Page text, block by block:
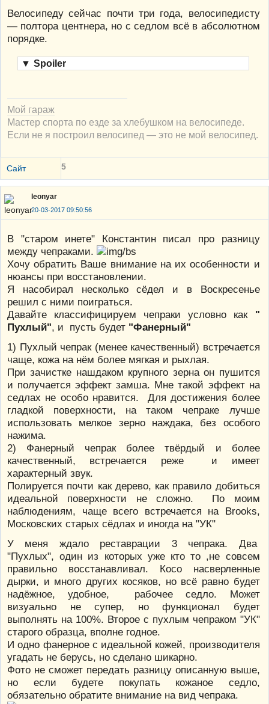
Велосипеду сейчас почти три года, велосипедисту
— полтора центнера, но с седлом всё в абсолютном
порядке.
▼ Spoiler
Мой гараж
Мастер спорта по езде за хлебушком на велосипеде.
Если не я построил велосипед — это не мой велосипед.
Сайт 5
leonyar
20-03-2017 09:50:56
В "старом инете" Константин писал про разницу
между чепраками.
Хочу обратить Ваше внимание на их особенности и
нюансы при восстановлении.
Я насобирал несколько сёдел и в Воскресенье
решил с ними поиграться.
Давайте классифицируем чепраки условно как "
Пухлый", и пусть будет "Фанерный"
1) Пухлый чепрак (менее качественный) встречается
чаще, кожа на нём более мягкая и рыхлая.
При зачистке нашдаком крупного зерна он пушится
и получается эффект замша. Мне такой эффект на
седлах не особо нравится. Для достижения более
гладкой поверхности, на таком чепраке лучше
использовать мелкое зерно наждака, без особого
нажима.
2) Фанерный чепрак более твёрдый и более
качественный, встречается реже и имеет
характерный звук.
Полируется почти как дерево, как правило добиться
идеальной поверхности не сложно. По моим
наблюдениям, чаще всего встречается на Brooks,
Московских старых сёдлах и иногда на "УК"
У меня ждало реставрации 3 чепрака. Два
"Пухлых", один из которых уже кто то ,не совсем
правильно восстанавливал. Косо насверленные
дырки, и много других косяков, но всё равно будет
надёжное, удобное, рабочее седло. Может
визуально не супер, но функционал будет
выполнять на 100%. Второе с пухлым чепраком "УК"
старого образца, вполне годное.
И одно фанерное с идеальной кожей, производителя
угадать не берусь, но сделано шикарно.
Фото не сможет передать разницу описанную выше,
но если будете покупать кожаное седло,
обязательно обратите внимание на вид чепрака.